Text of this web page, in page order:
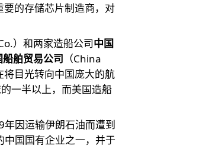
的存储芯片制造商，对
）和两家造船公司中国
船舶贸易公司 （China
目光转向中国庞大的航
一半以上，而美国造船
因运输伊朗石油而遭到
国国有企业之一，并于